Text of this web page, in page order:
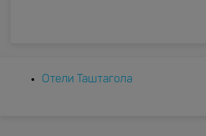
Отели Таштагола